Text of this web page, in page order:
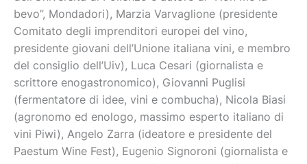
bevo”, Mondadori), Marzia Varvaglione (presidente
Comitato degli imprenditori europei del vino,
presidente giovani dell’Unione italiana vini, e membro
del consiglio dell’Uiv), Luca Cesari (giornalista e
scrittore enogastronomico), Giovanni Puglisi
(fermentatore di idee, vini e combucha), Nicola Biasi
(agronomo ed enologo, massimo esperto italiano di
vini Piwi), Angelo Zarra (ideatore e presidente del
Paestum Wine Fest), Eugenio Signoroni (giornalista e